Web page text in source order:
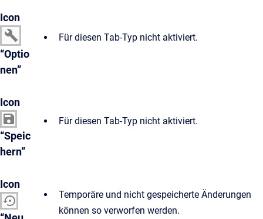
Icon
“Optio
nen”
Für diesen Tab-Typ nicht aktiviert.
Icon
“Speic
hern”
Für diesen Tab-Typ nicht aktiviert.
Icon
Temporäre und nicht gespeicherte Änderungen
können so verworfen werden.